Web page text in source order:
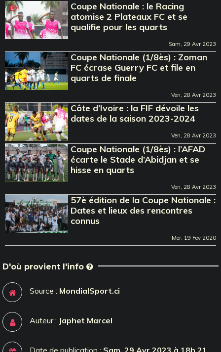
Coupe Nationale : le Racing
atomise 2 Plateaux FC et se
qualifie pour les quarts
Sam, 29 Avr 2023
Coupe Nationale (1/8ès) : Zoman
FC écrase Guerry FC et file en
quarts de finale
Ven, 28 Avr 2023
Côte d’Ivoire : la FIF dévoile les
dates de la saison 2023-2024
Ven, 28 Avr 2023
Coupe Nationale (1/8ès) : l’AFAD
écarte le Stade d’Abidjan et se
hisse en quarts
Ven, 28 Avr 2023
57è édition de la Coupe Nationale :
Dates et lieux des rencontres
connus
Mer, 19 Fev 2020
D'où provient l'info
Source : MondialSport.ci
Auteur : Japhet Marcel